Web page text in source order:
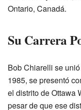
Ontario, Canadá.
Su Carrera
Bob Chiarelli se
1985, se presentó
el distrito de Ottawa
pesar de que ese